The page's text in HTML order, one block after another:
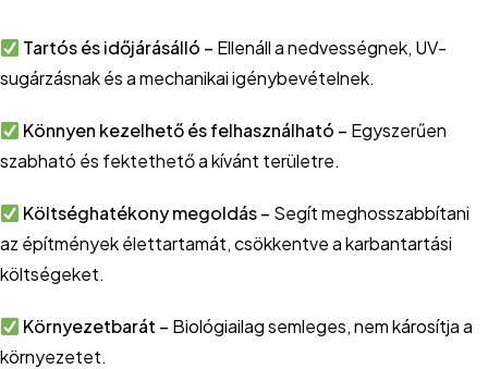
Tartós és időjárásálló – Ellenáll a nedvességnek, UV-
sugárzásnak és a mechanikai igénybevételnek.
Könnyen kezelhető és felhasználható – Egyszerűen
szabható és fektethető a kívánt területre.
Költséghatékony megoldás – Segít meghosszabbítani
az építmények élettartamát, csökkentve a karbantartási
költségeket.
Környezetbarát – Biológiailag semleges, nem károsítja a
környezetet.